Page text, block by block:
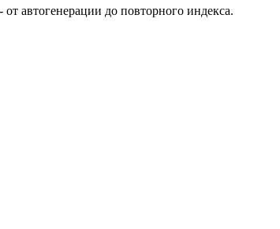
автогенерации до повторного индекса.